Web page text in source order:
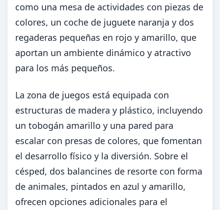
como una mesa de actividades con piezas de
colores, un coche de juguete naranja y dos
regaderas pequeñas en rojo y amarillo, que
aportan un ambiente dinámico y atractivo
para los más pequeños.
La zona de juegos está equipada con
estructuras de madera y plástico, incluyendo
un tobogán amarillo y una pared para
escalar con presas de colores, que fomentan
el desarrollo físico y la diversión. Sobre el
césped, dos balancines de resorte con forma
de animales, pintados en azul y amarillo,
ofrecen opciones adicionales para el